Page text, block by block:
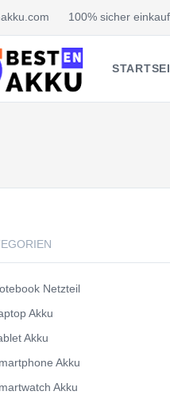
100% sicher
Netzteil
Akku
Akku
Akku
Akku